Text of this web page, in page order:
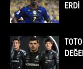
ERDİ